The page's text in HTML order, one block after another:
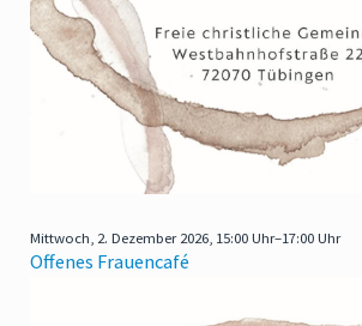
Mittwoch, 2. Dezember 2026, 15:00 Uhr–17:00 Uhr
Offenes Frauencafé